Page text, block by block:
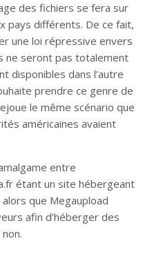
des fichiers se fera sur
pays différents. De ce fait,
une loi répressive envers
ne seront pas totalement
disponibles dans l’autre
prendre ce genre de
le même scénario que
américaines avaient
entre
étant un site hébergeant
que Megaupload
afin d’héberger des